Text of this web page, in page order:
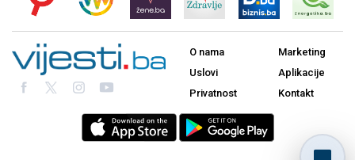
O nama
Uslovi
Privatnost
Marketing
Aplikacije
Kontakt